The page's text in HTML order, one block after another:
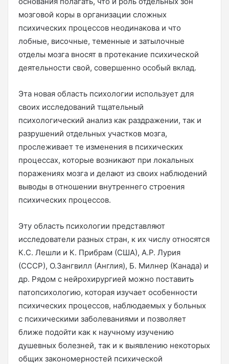
мозговой коры в организации сложных
психических процессов неодинакова и что
лобные, височные, теменные и затылочные
отделы мозга вносят в протекание психической
деятельности свой, совершенно особый вклад.
Эта новая область психологии использует для
своих исследований тщательный
психологический анализ как раздражении, так и
разрушений отдельных участков мозга,
прослеживает те изменения в психических
процессах, которые возникают при локальных
поражениях мозга и делают из своих наблюдений
выводы в отношении внутреннего строения
психических процессов.
Эту область психологии представляют
исследователи разных стран, к их числу относятся
К.С. Лешли и К. Прибрам (США), А.Р. Лурия
(СССР), О.Зангвилл (Англия), Б. Милнер (Канада) и
др. Рядом с нейрохирургией можно поставить
патопсихологию, которая изучает особенности
психических процессов, наблюдаемых у больных
с психическими заболеваниями и позволяет
ближе подойти как к научному изучению
душевных болезней, так и к выявлению некоторых
общих закономерностей психической